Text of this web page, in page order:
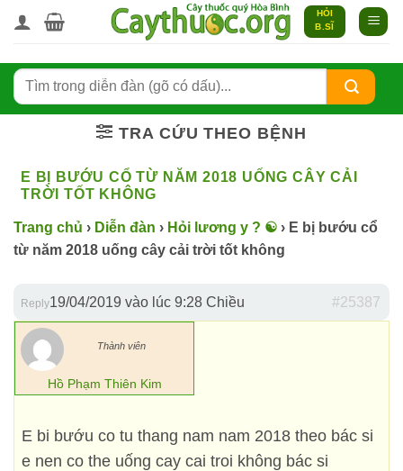
qua
dung
HỎI
B.SĨ
TRA CỨU THEO BỆNH
E BỊ BƯỚU CỔ TỪ NĂM 2018 UỐNG CÂY CẢI
TRỜI TỐT KHÔNG
Trang chủ › Diễn đàn › Hỏi lương y ? ☯️ › E bị bướu cổ
từ năm 2018 uống cây cải trời tốt không
19/04/2019 vào lúc 9:28 Chiều #25387
Reply
Hồ Phạm Thiên Kim
Thành viên
E bi bướu co tu thang nam nam 2018 theo bác si
e nen co the uống cay cai troi không bác si